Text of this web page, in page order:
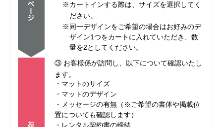
※カートインする際は、サイズを選択してく
ださい。
※同一デザインをご希望の場合はお好みのデ
ザイン1つをカートに入れていただき、数
量を2としてください。
③ お客様係が訪問し、以下について確認いたし
ます。
・マットのサイズ
・マットのデザイン
・メッセージの有無（※ご希望の書体や掲載位
置についても確認します）
・レンタル契約書の締結